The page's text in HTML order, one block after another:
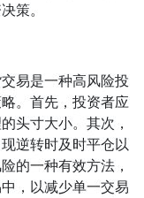
策。
易是一种高风险投
。首先，投资者应
头寸大小。其次，
逆转时及时平仓以
的一种有效方法，
，以减少单一交易